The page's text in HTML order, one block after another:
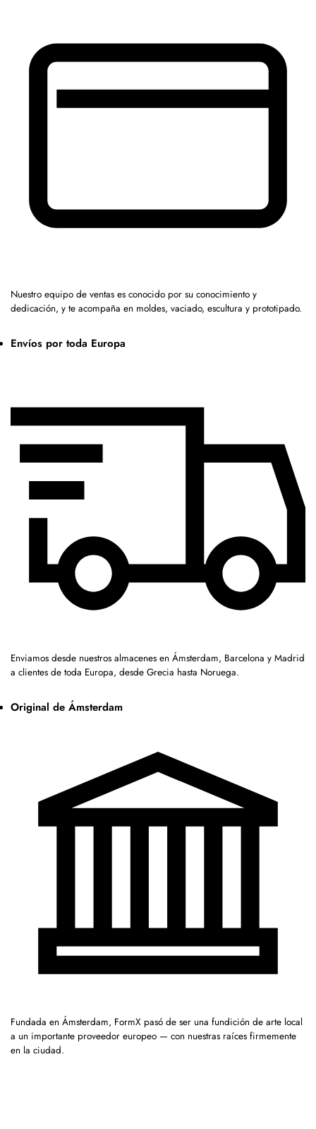
Nuestro equipo de ventas es conocido por su conocimiento y
dedicación, y te acompaña en moldes, vaciado, escultura y prototipado.
Envíos por toda Europa
Enviamos desde nuestros almacenes en Ámsterdam, Barcelona y Madrid
a clientes de toda Europa, desde Grecia hasta Noruega.
Original de Ámsterdam
Fundada en Ámsterdam, FormX pasó de ser una fundición de arte local
a un importante proveedor europeo — con nuestras raíces firmemente
en la ciudad.